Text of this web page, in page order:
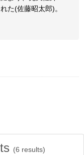
た(佐藤昭太郎)。
(6 results)